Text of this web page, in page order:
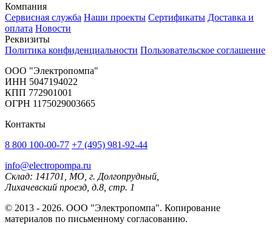
Компания
Сервисная служба Наши проекты Сертификаты Доставка и
оплата Новости
Реквизиты
Политика конфиденциальности Пользовательское соглашение
OOO "Электропомпа"
ИНН 5047194022
КПП 772901001
ОГРН 1175029003665
Контакты
8 800 100-00-77 +7 (495) 981-92-44
info@electropompa.ru
Склад: 141701, МО, г. Долгопрудный,
Лихачевский проезд, д.8, стр. 1
© 2013 - 2026. ООО "Электропомпа". Копирование
материалов по письменному согласованию.